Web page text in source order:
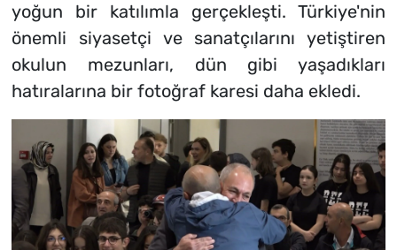
yoğun bir katılımla gerçekleşti. Türkiye'nin
önemli siyasetçi ve sanatçılarını yetiştiren
okulun mezunları, dün gibi yaşadıkları
hatıralarına bir fotoğraf karesi daha ekledi.